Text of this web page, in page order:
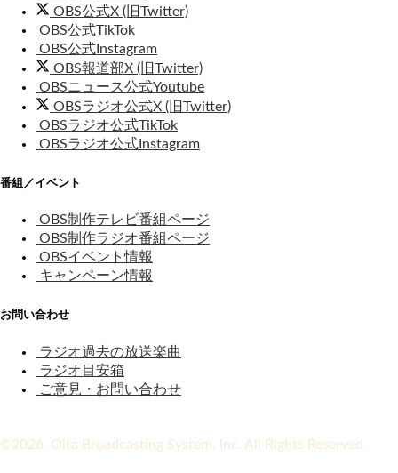
OBS公式X (旧Twitter)
OBS公式TikTok
OBS公式Instagram
OBS報道部X (旧Twitter)
OBSニュース公式Youtube
OBSラジオ公式X (旧Twitter)
OBSラジオ公式TikTok
OBSラジオ公式Instagram
番組／イベント
OBS制作テレビ番組ページ
OBS制作ラジオ番組ページ
OBSイベント情報
キャンペーン情報
お問い合わせ
ラジオ過去の放送楽曲
ラジオ目安箱
ご意見・お問い合わせ
©2026 Oita Broadcasting System, Inc. All Rights Reserved.